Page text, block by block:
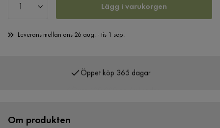
Lägg i varukorgen
Leverans mellan ons 26 aug. - tis 1 sep.
Över 400 000 nöjda kunder
Om produkten